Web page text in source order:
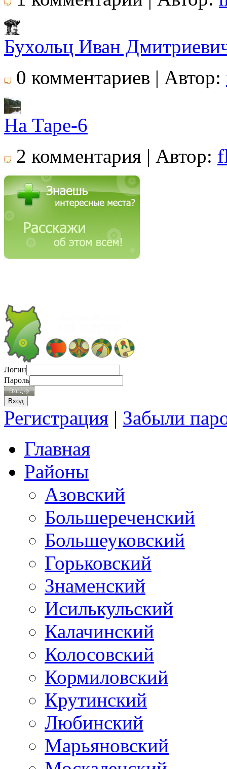
Бухольц Иван
0 комментариев | Автор:
На Таре-6
2 комментария | Автор:
Логин
Пароль
Регистрация | Забыли
Главная
Районы
Азовский
Большереченский
Большеуковский
Горьковский
Знаменский
Исилькульский
Калачинский
Колосовский
Кормиловский
Крутинский
Любинский
Марьяновский